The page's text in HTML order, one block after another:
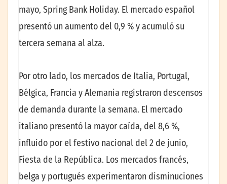
mayo, Spring Bank Holiday. El mercado español
presentó un aumento del 0,9 % y acumuló su
tercera semana al alza.
Por otro lado, los mercados de Italia, Portugal,
Bélgica, Francia y Alemania registraron descensos
de demanda durante la semana. El mercado
italiano presentó la mayor caída, del 8,6 %,
influido por el festivo nacional del 2 de junio,
Fiesta de la República. Los mercados francés,
belga y portugués experimentaron disminuciones